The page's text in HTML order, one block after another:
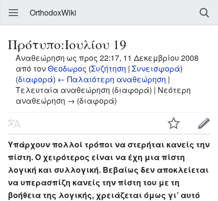
OrthodoxWiki
Πρότυπο:Ιουλίου 19
Αναθεώρηση ως προς 22:17, 11 Δεκεμβρίου 2008
από τονΘεοδωρος (Συζήτηση | Συνεισφορά)
(διαφορά) ← Παλαιότερη αναθεώρηση |
Τελευταία αναθεώρηση (διαφορά) | Νεότερη
αναθεώρηση → (διαφορά)
Υπάρχουν πολλοί τρόποι να στερήται κανείς την
πίστη. Ο χειρότερος είναι να έχη μια πίστη
λογική και συλλογική. Βεβαίως δεν αποκλείεται
να υπερασπίζη κανείς την πίστη του με τη
βοήθεια της λογικής, χρειάζεται όμως γι’ αυτό